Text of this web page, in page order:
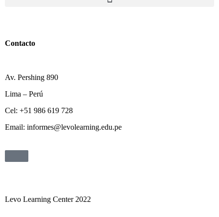
Contacto
Av. Pershing 890
Lima – Perú
Cel: +51 986 619 728
Email: informes@levolearning.edu.pe
Levo Learning Center 2022